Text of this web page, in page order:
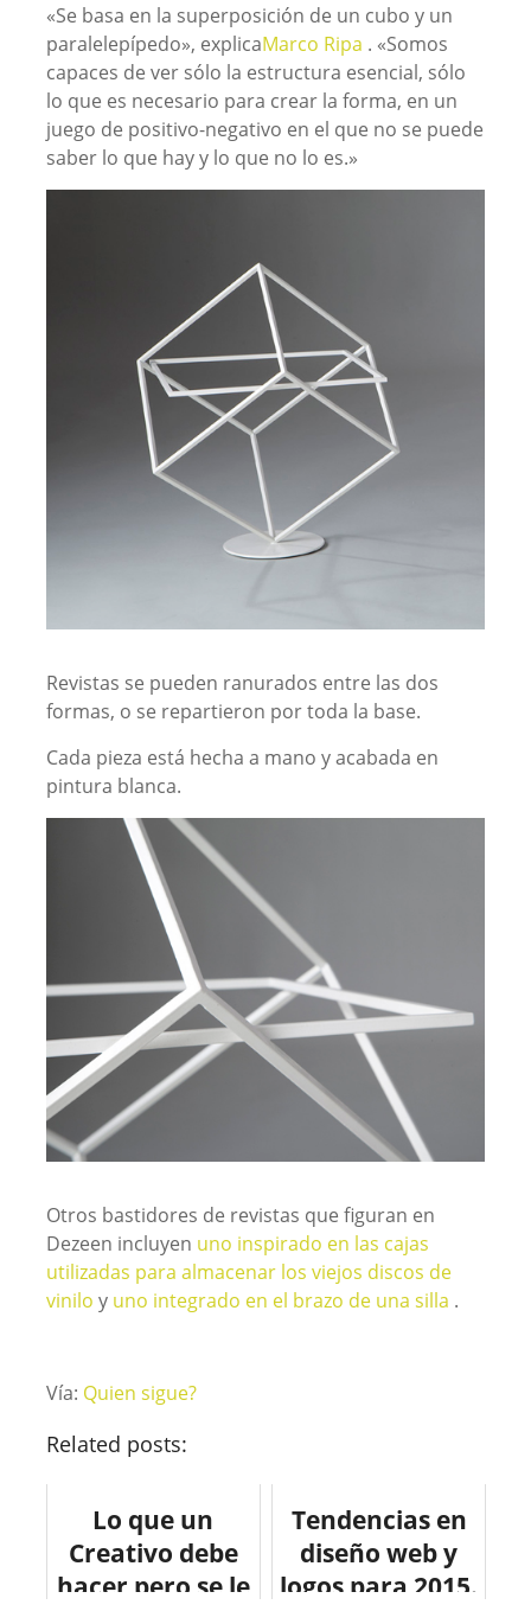
«Se basa en la superposición de un cubo y un
paralelepípedo», explicaMarco Ripa . «Somos
capaces de ver sólo la estructura esencial, sólo
lo que es necesario para crear la forma, en un
juego de positivo-negativo en el que no se puede
saber lo que hay y lo que no lo es.»
Revistas se pueden ranurados entre las dos
formas, o se repartieron por toda la base.
Cada pieza está hecha a mano y acabada en
pintura blanca.
Otros bastidores de revistas que figuran en
Dezeen incluyen uno inspirado en las cajas
utilizadas para almacenar los viejos discos de
vinilo y uno integrado en el brazo de una silla .
Vía: Quien sigue?
Related posts:
Lo que un
Creativo debe
hacer pero se le
Tendencias en
diseño web y
logos para 2015.